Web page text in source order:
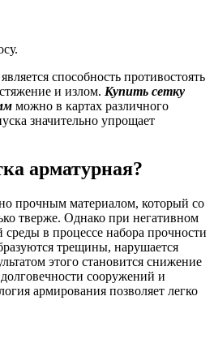
способность противостоять
и излом. Купить сетку
можно в картах различного
значительно упрощает
арматурная?
прочным материалом, который со
тверже. Однако при негативном
в процессе набора прочности
трещины, нарушается
этого становится снижение
сооружений и
армирования позволяет легко